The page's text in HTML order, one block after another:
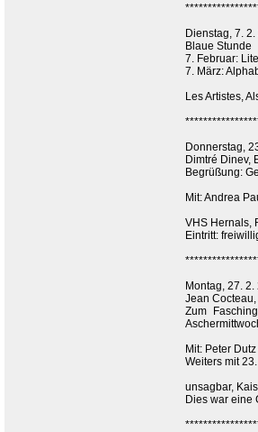
Dienstag, 7.
Blaue Stunde
7. Februar:
7. März:
Les Artistes,
Donnerstag,
Dimtré Dinev,
Begrüßung:
Mit: Andrea
VHS Hernals,
Eintritt:
Montag, 27.
Jean
Zum
Mit: Peter
Weiters mit
unsagbar,
Dies war eine